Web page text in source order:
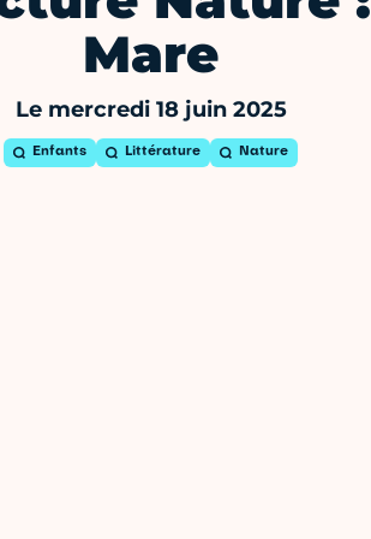
Mare
Le mercredi 18 juin 2025
Enfants Littérature Nature